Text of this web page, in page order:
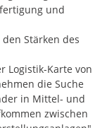
und
Stärken des
Logistik-Karte von
die Suche
in Mittel- und
zwischen